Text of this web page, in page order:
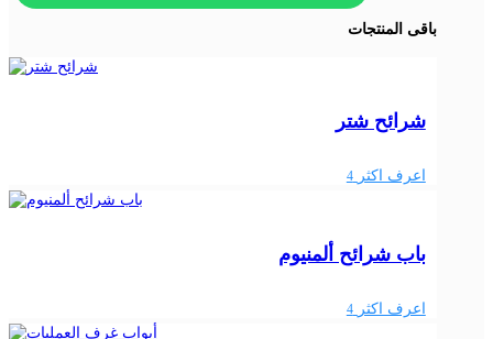
باقى المنتجات
شرائح شتر
اعرف اكثر 4
باب شرائح ألمنيوم
اعرف اكثر 4